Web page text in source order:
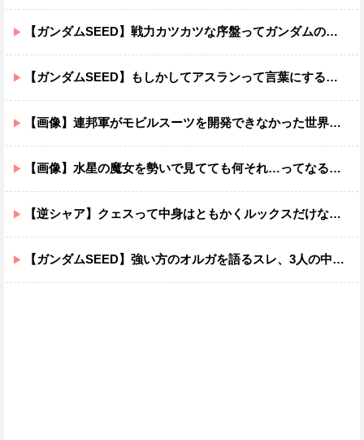
【ガンダムSEED】戦力カツカツな序盤ってガンダムの中だと割と珍しい気がする
【ガンダムSEED】もしかしてアスランって言葉にするのが下手なだけでめっちゃいい人なのでは？
【画像】連邦軍がモビルスーツを開発できなかった世界線のガンダムｗｗｗｗｗｗｗ
【画像】水星の魔女を勢いで見てても何それ…ってなる部分ｗｗｗｗｗｗｗｗ
【逆シャア】クェスって中身はともかくルックスだけなら最高だな
【ガンダムSEED】強い方のオルガを語るスレ、3人の中でも強化は一番されてない方